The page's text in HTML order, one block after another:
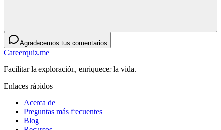
Agradecemos tus comentarios
Careerquiz.me
Facilitar la exploración, enriquecer la vida.
Enlaces rápidos
Acerca de
Preguntas más frecuentes
Blog